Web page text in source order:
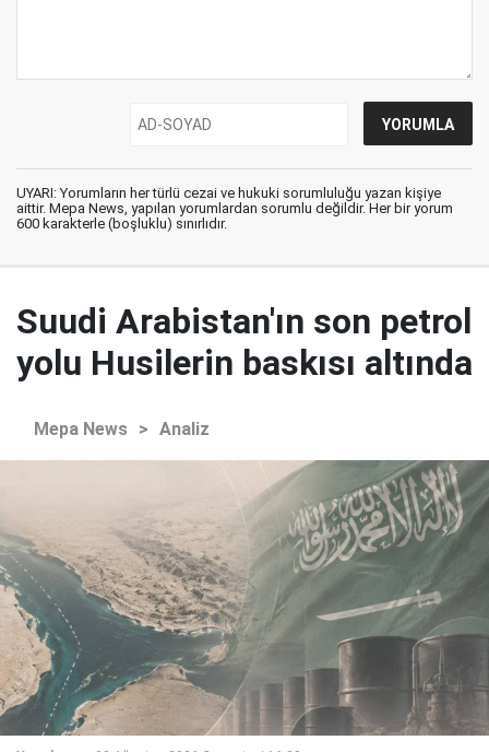
UYARI: Yorumların her türlü cezai ve hukuki sorumluluğu yazan kişiye
aittir. Mepa News, yapılan yorumlardan sorumlu değildir. Her bir yorum
600 karakterle (boşluklu) sınırlıdır.
Suudi Arabistan'ın son petrol
yolu Husilerin baskısı altında
Mepa News > Analiz